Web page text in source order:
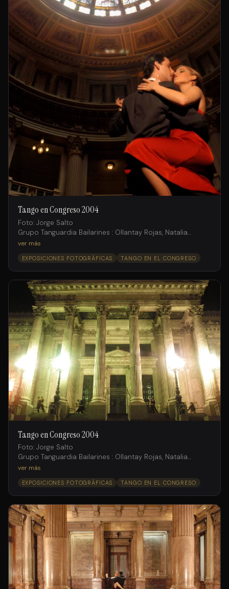
Tango en Congreso 2004
Foto: Jorge Salto
Grupo Tanguardia Bailarines : Ollantay Rojas, Natalia
Fossati , Andrés Ruiz;
Rosemvasser, Michaela Cortado.
ver más
EXPOSICIONES FOTOGRÁFICAS TANGO EN EL CONGRESO
Tango en Congreso 2004
Foto: Jorge Salto
Grupo Tanguardia Bailarines : Ollantay Rojas, Natalia
Fossati , Andrés Ruiz;
Rosemvasser, Michaela Cortado.
ver más
EXPOSICIONES FOTOGRÁFICAS TANGO EN EL CONGRESO